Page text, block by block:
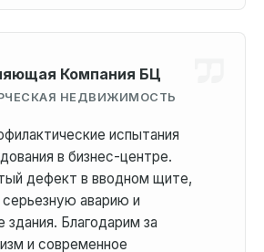
Компания БЦ
НЕДВИЖИМОСТЬ
испытания
в бизнес-центре.
дефект в вводном щите,
аварию и
здания. Благодарим за
и современное